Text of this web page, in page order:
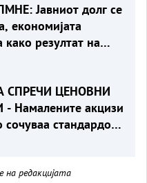
Јавниот долг се
економијата
како резултат на
СПРЕЧИ ЦЕНОВНИ
Намалените акцизи
стандардот
редакцијата